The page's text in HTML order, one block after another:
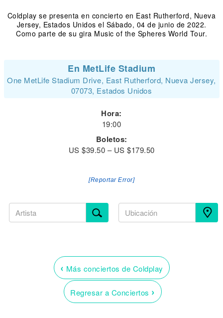
Coldplay se presenta en concierto en East Rutherford, Nueva
Jersey, Estados Unidos el Sábado, 04 de junio de 2022.
Como parte de su gira Music of the Spheres World Tour.
En MetLife Stadium
One MetLife Stadium Drive, East Rutherford, Nueva Jersey,
07073, Estados Unidos
Hora:
19:00
Boletos:
US $39.50 – US $179.50
[Reportar Error]
‹ Más conciertos de Coldplay
Regresar a Conciertos ›